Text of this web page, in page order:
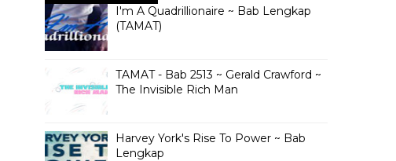
I'm A Quadrillionaire ~ Bab Lengkap
(TAMAT)
TAMAT - Bab 2513 ~ Gerald Crawford ~
The Invisible Rich Man
Harvey York's Rise To Power ~ Bab
Lengkap